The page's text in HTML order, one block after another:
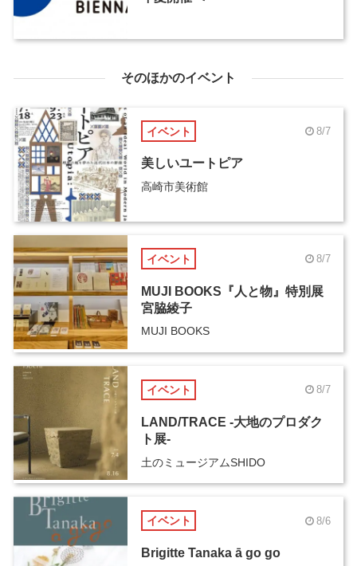
そのほかのイベント
イベント 8/7
美しいユートピア
高崎市美術館
イベント 8/7
MUJI BOOKS『人と物』特別展
宮脇綾子
MUJI BOOKS
イベント 8/7
LAND/TRACE -大地のプロダク
ト展-
土のミュージアムSHIDO
イベント 8/6
Brigitte Tanaka ā go go